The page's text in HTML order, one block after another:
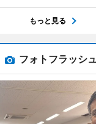
もっと見る
フォトフラッシュ